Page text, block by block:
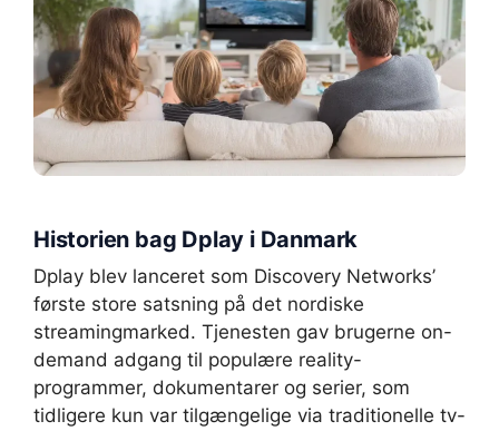
Historien bag Dplay i Danmark
Dplay blev lanceret som Discovery Networks’
første store satsning på det nordiske
streamingmarked. Tjenesten gav brugerne on-
demand adgang til populære reality-
programmer, dokumentarer og serier, som
tidligere kun var tilgængelige via traditionelle tv-